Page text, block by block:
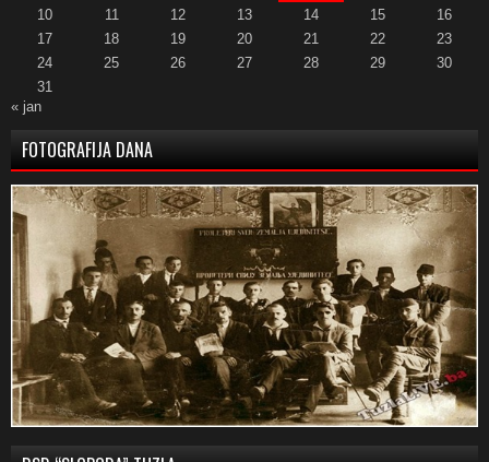
10
11 12 13 14 15
16
17
18 19 20 21 22
23
24
25 26 27 28 29
30
31
« jan
FOTOGRAFIJA DANA